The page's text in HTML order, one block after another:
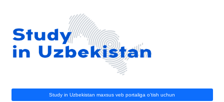
Study in Uzbekistan maxsus veb portaliga o’tish uchun